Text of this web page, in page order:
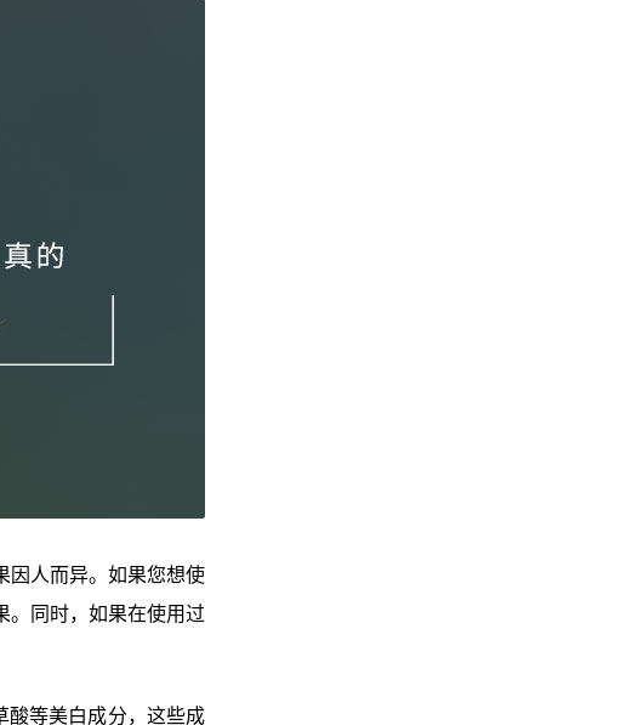
因人而异。如果您想使
。同时，如果在使用过
酸等美白成分，这些成